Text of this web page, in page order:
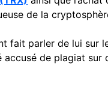
de la
fait parler de lui sur
accusé de plagiat